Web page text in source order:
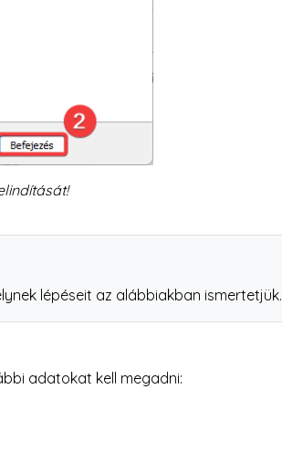
lépéseit az alábbiakban ismertetjük.
adatokat kell megadni: